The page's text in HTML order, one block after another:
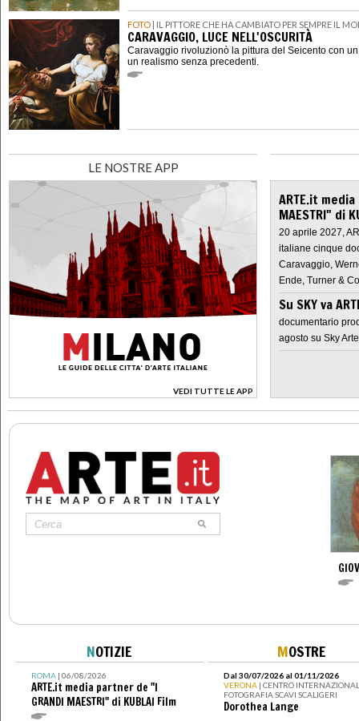
FOTO | IL PITTORE CHE HA CAMBIATO PER SEMPRE IL
CARAVAGGIO, LUCE NELL'OSCURITÀ
Caravaggio rivoluzionò la pittura del Seicento con
un realismo senza precedenti.
LE NOSTRE APP
VEDI TUTTE LE APP
>
ARTE.it
MAESTRI" di
20 aprile 2027,
italiane cinque
Caravaggio,
Ende, Turner &
Su SKY va
documentario
agosto su Sky Arte
NOTIZIE
ROMA| 06/08/2026
ARTE.it media partner de "I
GRANDI MAESTRI" di KUBLAI Film
MOSTRE
Dal 30/07/2026 al 01/11/2026
VERONA | CENTRO
FOTOGRAFIA SCAVI SCALIGERI
Dorothea Lange